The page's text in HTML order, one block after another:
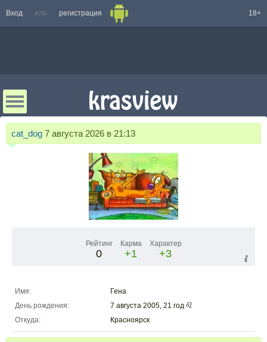
Вход или регистрация 18+
cat_dog 7 августа 2026 в 21:13
Рейтинг
0
Карма
+1
Характер
+3
Имя:
Гена
День рождения:
7 августа 2005, 21 год
Откуда:
Красноярск